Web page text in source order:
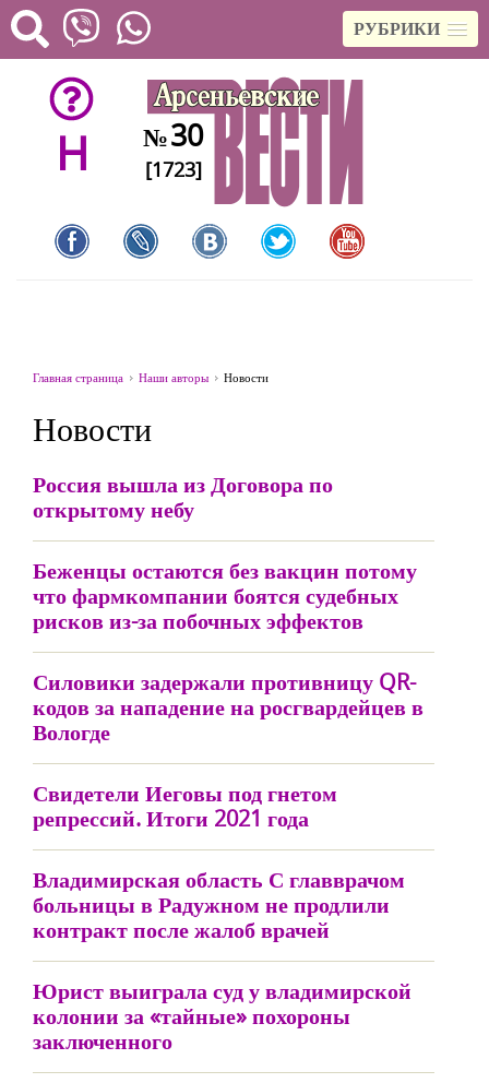
РУБРИКИ
H №30
[1723]
Главная страница Наши авторы Новости
Новости
Россия вышла из Договора по
открытому небу
Беженцы остаются без вакцин потому
что фармкомпании боятся судебных
рисков из-за побочных эффектов
Силовики задержали противницу QR-
кодов за нападение на росгвардейцев в
Вологде
Свидетели Иеговы под гнетом
репрессий. Итоги 2021 года
Владимирская область С главврачом
больницы в Радужном не продлили
контракт после жалоб врачей
Юрист выиграла суд у владимирской
колонии за «тайные» похороны
заключенного